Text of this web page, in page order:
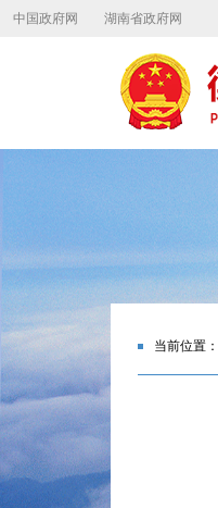
中国政府网 湖南省政府网
当前位置：